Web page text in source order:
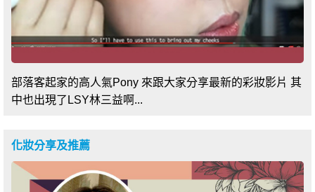
部落客起家的高人氣Pony 來跟大家分享最新的彩妝影片 其
中也出現了LSY林三益啊...
化妝分享及推薦